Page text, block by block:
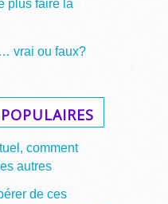
plus faire la
vrai ou faux?
comment
autres
de ces